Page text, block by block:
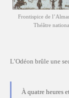
Frontispice de
Théâtre
L’Odéon brûle une
À quatre heures